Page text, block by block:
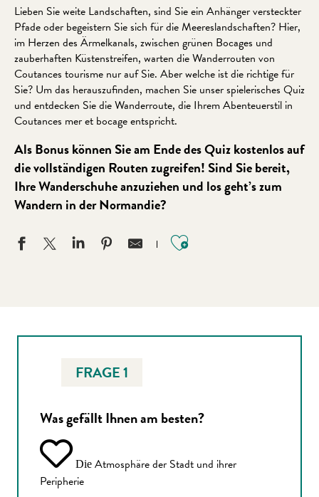
Lieben Sie weite Landschaften, sind Sie ein Anhänger versteckter
Pfade oder begeistern Sie sich für die Meereslandschaften? Hier,
im Herzen des Ärmelkanals, zwischen grünen Bocages und
zauberhaften Küstenstreifen, warten die Wanderrouten von
Coutances tourisme nur auf Sie. Aber welche ist die richtige für
Sie? Um das herauszufinden, machen Sie unser spielerisches Quiz
und entdecken Sie die Wanderroute, die Ihrem Abenteuerstil in
Coutances mer et bocage entspricht.
Als Bonus können Sie am Ende des Quiz kostenlos auf
die vollständigen Routen zugreifen! Sind Sie bereit,
Ihre Wanderschuhe anzuziehen und los geht’s zum
Wandern in der Normandie?
Ajouter aux
FRAGE 1
Was gefällt Ihnen am besten?
Die Atmosphäre der Stadt und ihrer
Peripherie